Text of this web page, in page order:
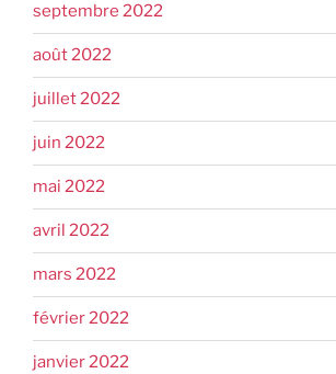
septembre 2022
août 2022
juillet 2022
juin 2022
mai 2022
avril 2022
mars 2022
février 2022
janvier 2022